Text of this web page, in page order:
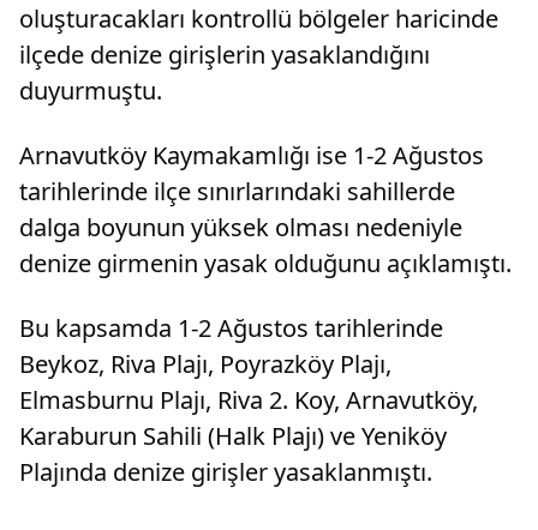
oluşturacakları kontrollü bölgeler haricinde
ilçede denize girişlerin yasaklandığını
duyurmuştu.
Arnavutköy Kaymakamlığı ise 1-2 Ağustos
tarihlerinde ilçe sınırlarındaki sahillerde
dalga boyunun yüksek olması nedeniyle
denize girmenin yasak olduğunu açıklamıştı.
Bu kapsamda 1-2 Ağustos tarihlerinde
Beykoz, Riva Plajı, Poyrazköy Plajı,
Elmasburnu Plajı, Riva 2. Koy, Arnavutköy,
Karaburun Sahili (Halk Plajı) ve Yeniköy
Plajında denize girişler yasaklanmıştı.